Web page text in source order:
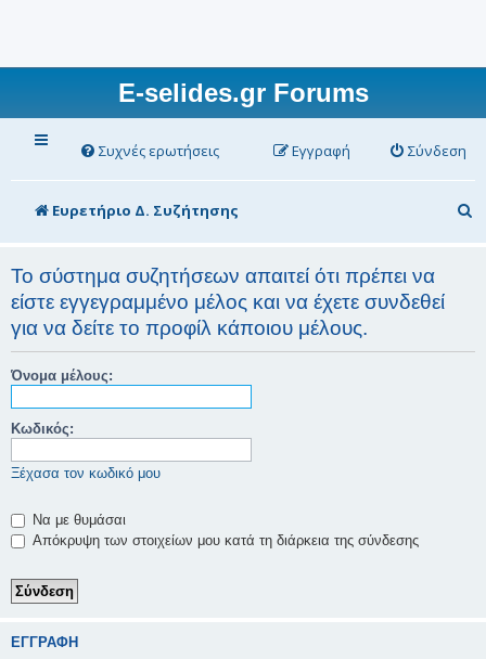
E-selides.gr Forums
Συχνές ερωτήσεις Σύνδεση
Εγγραφή
Ευρετήριο Δ. Συζήτησης
ν
Το σύστημα συζητήσεων απαιτεί ότι πρέπει να
είστε εγγεγραμμένο μέλος και να έχετε συνδεθεί
για να δείτε το προφίλ κάποιου μέλους.
Όνομα μέλους:
Κωδικός:
Ξέχασα τον κωδικό μου
Να με θυμάσαι
Απόκρυψη των στοιχείων μου κατά τη διάρκεια της σύνδεσης
ΕΓΓΡΑΦΉ